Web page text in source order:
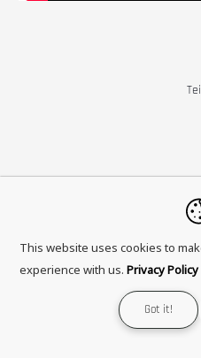
This website uses cookies to
experience with us. Privacy Policy
Got it!